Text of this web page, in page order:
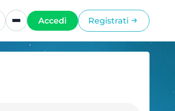
Accedi Registrati